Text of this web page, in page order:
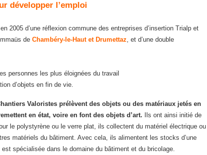
développer l’emploi
2005 d’une réflexion commune des entreprises d’insertion Trialp et
de Chambéry-le-Haut et Drumettaz, et d’une double
personnes les plus éloignées du travail
d’objets en fin de vie.
Valoristes prélèvent des objets ou des matériaux jetés en
en état, voire en font des objets d’art. Ils ont ainsi initié de
le polystyrène ou le verre plat, ils collectent du matériel électrique ou
matériels du bâtiment. Avec cela, ils alimentent les stocks d’une
spécialisée dans le domaine du bâtiment et du bricolage.